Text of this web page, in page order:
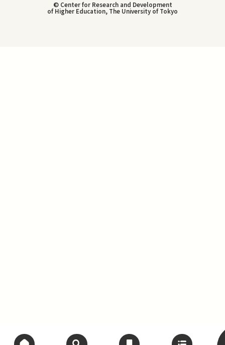
© Center for Research and Development
of Higher Education, The University of Tokyo